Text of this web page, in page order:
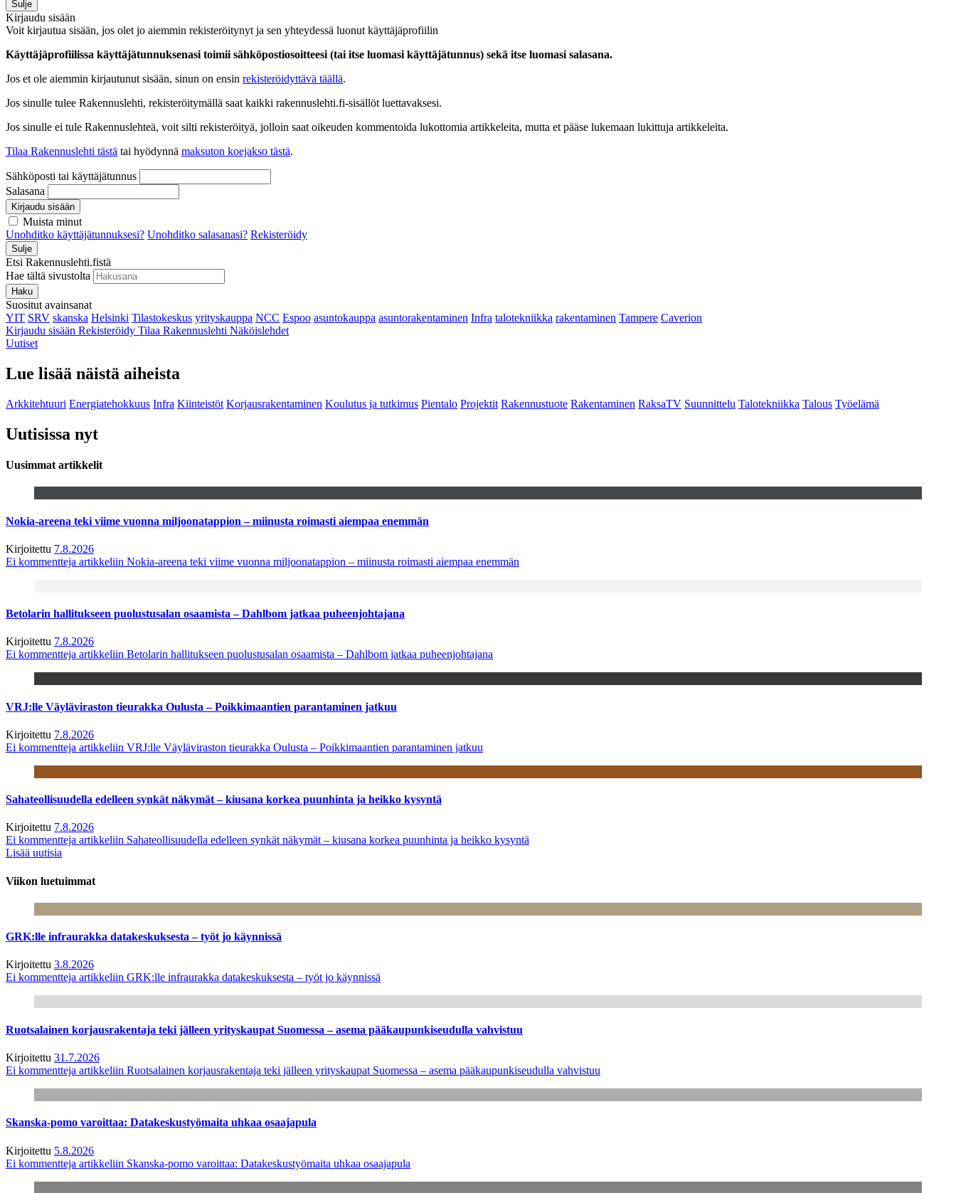
Sulje
Kirjaudu sisään
Voit kirjautua sisään, jos olet jo aiemmin rekisteröitynyt ja sen yhteydessä luonut käyttäjäprofiilin
Käyttäjäprofiilissa käyttäjätunnuksenasi toimii sähköpostiosoitteesi (tai itse luomasi käyttäjätunnus) sekä itse luomasi salasana.
Jos et ole aiemmin kirjautunut sisään, sinun on ensin rekisteröidyttävä täällä.
Jos sinulle tulee Rakennuslehti, rekisteröitymällä saat kaikki rakennuslehti.fi-sisällöt luettavaksesi.
Jos sinulle ei tule Rakennuslehteä, voit silti rekisteröityä, jolloin saat oikeuden kommentoida lukottomia artikkeleita, mutta et pääse lukemaan lukittuja artikkeleita.
Tilaa Rakennuslehti tästä tai hyödynnä maksuton koejakso tästä.
Sähköposti tai käyttäjätunnus
Salasana
Kirjaudu sisään
Muista minut
Unohditko käyttäjätunnuksesi? Unohditko salasanasi? Rekisteröidy
Sulje
Etsi Rakennuslehti.fistä
Hae tältä sivustolta
Haku
Suositut avainsanat
YIT SRV skanska Helsinki Tilastokeskus yrityskauppa NCC Espoo asuntokauppa asuntorakentaminen Infra talotekniikka rakentaminen Tampere Caverion
Kirjaudu sisään Rekisteröidy Tilaa Rakennuslehti Näköislehdet
Uutiset
Lue lisää näistä aiheista
Arkkitehtuuri Energiatehokkuus Infra Kiinteistöt Korjausrakentaminen Koulutus ja tutkimus Pientalo Projektit Rakennustuote Rakentaminen RaksaTV Suunnittelu Talotekniikka Talous Työelämä
Uutisissa nyt
Uusimmat artikkelit
Nokia-areena teki viime vuonna miljoonatappion – miinusta roimasti aiempaa enemmän
Kirjoitettu 7.8.2026
Ei kommentteja artikkeliin Nokia-areena teki viime vuonna miljoonatappion – miinusta roimasti aiempaa enemmän
Betolarin hallitukseen puolustusalan osaamista – Dahlbom jatkaa puheenjohtajana
Kirjoitettu 7.8.2026
Ei kommentteja artikkeliin Betolarin hallitukseen puolustusalan osaamista – Dahlbom jatkaa puheenjohtajana
VRJ:lle Väyläviraston tieurakka Oulusta – Poikkimaantien parantaminen jatkuu
Kirjoitettu 7.8.2026
Ei kommentteja artikkeliin VRJ:lle Väyläviraston tieurakka Oulusta – Poikkimaantien parantaminen jatkuu
Sahateollisuudella edelleen synkät näkymät – kiusana korkea puunhinta ja heikko kysyntä
Kirjoitettu 7.8.2026
Ei kommentteja artikkeliin Sahateollisuudella edelleen synkät näkymät – kiusana korkea puunhinta ja heikko kysyntä
Lisää uutisia
Viikon luetuimmat
GRK:lle infraurakka datakeskuksesta – työt jo käynnissä
Kirjoitettu 3.8.2026
Ei kommentteja artikkeliin GRK:lle infraurakka datakeskuksesta – työt jo käynnissä
Ruotsalainen korjausrakentaja teki jälleen yrityskaupat Suomessa – asema pääkaupunkiseudulla vahvistuu
Kirjoitettu 31.7.2026
Ei kommentteja artikkeliin Ruotsalainen korjausrakentaja teki jälleen yrityskaupat Suomessa – asema pääkaupunkiseudulla vahvistuu
Skanska-pomo varoittaa: Datakeskustyömaita uhkaa osaajapula
Kirjoitettu 5.8.2026
Ei kommentteja artikkeliin Skanska-pomo varoittaa: Datakeskustyömaita uhkaa osaajapula